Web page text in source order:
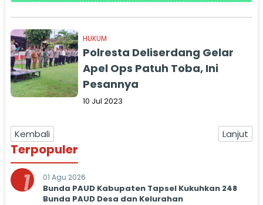
HUKUM
Polresta Deliserdang Gelar
Apel Ops Patuh Toba, Ini
Pesannya
10 Jul 2023
Kembali Lanjut
Terpopuler
1 01 Agu 2026
Bunda PAUD Kabupaten Tapsel Kukuhkan 248
Bunda PAUD Desa dan Kelurahan